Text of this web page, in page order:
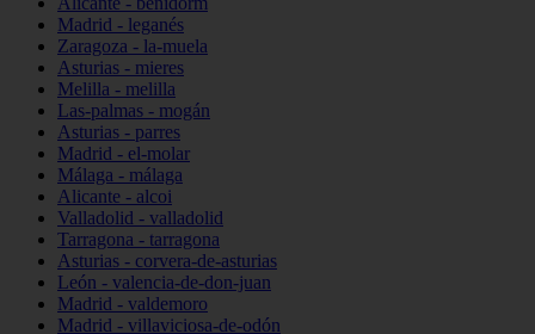
Madrid - leganés
Zaragoza - la-muela
Asturias - mieres
Melilla - melilla
Las-palmas - mogán
Asturias - parres
Madrid - el-molar
Málaga - málaga
Alicante - alcoi
Valladolid - valladolid
Tarragona - tarragona
Asturias - corvera-de-asturias
León - valencia-de-don-juan
Madrid - valdemoro
Madrid - villaviciosa-de-odón